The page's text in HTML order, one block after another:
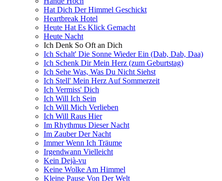
Hat Dich Der Himmel Geschickt
Heartbreak Hotel
Heute Hat Es Klick Gemacht
Heute Nacht
Ich Denk So Oft an Dich
Ich Schalt' Die Sonne Wieder Ein (Dab, Dab, Daa)
Ich Schenk Dir Mein Herz (zum Geburtstag)
Ich Sehe Was, Was Du Nicht Siehst
Ich Stell' Mein Herz Auf Sommerzeit
Ich Vermiss' Dich
Ich Will Ich Sein
Ich Will Mich Verlieben
Ich Will Raus Hier
Im Rhythmus Dieser Nacht
Im Zauber Der Nacht
Immer Wenn Ich Träume
Irgendwann Vielleicht
Kein Dejà-vu
Keine Wolke Am Himmel
Kleine Pause Von Der Welt